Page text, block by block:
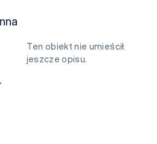
Ten obiekt nie umieścił
jeszcze opisu.